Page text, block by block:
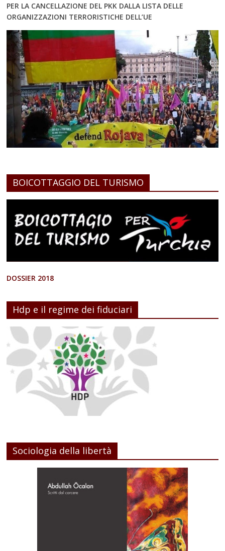
PER LA CANCELLAZIONE DEL PKK DALLA LISTA DELLE
ORGANIZZAZIONI TERRORISTICHE DELL’UE
BOICOTTAGGIO DEL TURISMO
DOSSIER 2018
Hdp e il regime dei fiduciari
Sociologia della libertà